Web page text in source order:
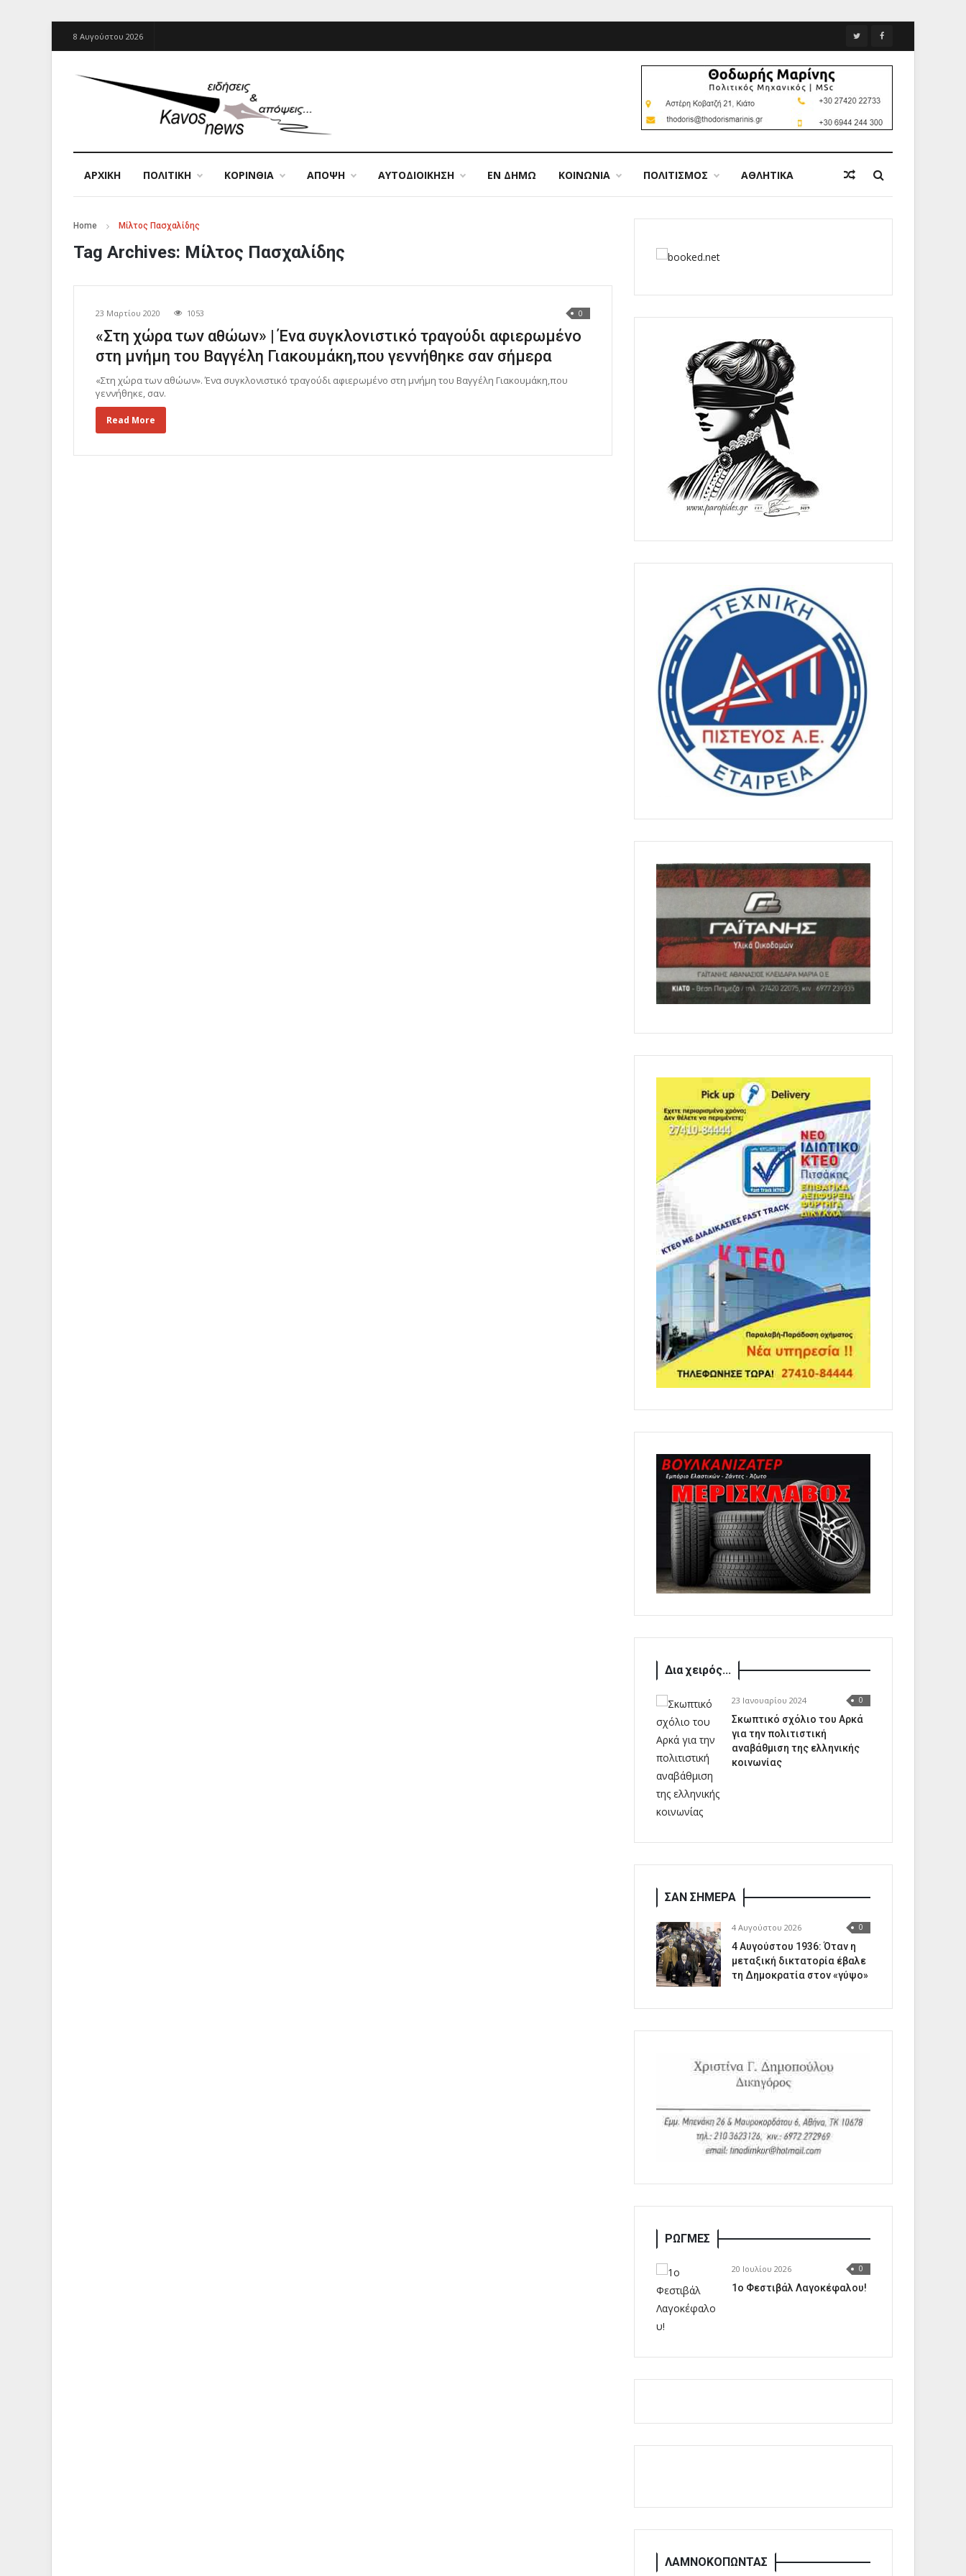
8 Αυγούστου 2026
ΑΡΧΙΚΉ ΠΟΛΙΤΙΚΗ ΚΟΡΙΝΘΙΑ ΑΠΟΨΗ ΑΥΤΟΔΙΟΙΚΗΣΗ ΕΝ ΔΗΜΩ ΚΟΙΝΩΝΙΑ ΠΟΛΙΤΙΣΜΟΣ ΑΘΛΗΤΙΚΑ
Home Μίλτος Πασχαλίδης
Tag Archives: Μίλτος Πασχαλίδης
23 Μαρτίου 2020 1053 0
«Στη χώρα των αθώων» | Ένα συγκλονιστικό τραγούδι αφιερωμένο
στη μνήμη του Βαγγέλη Γιακουμάκη,που γεννήθηκε σαν σήμερα
«Στη χώρα των αθώων». Ένα συγκλονιστικό τραγούδι αφιερωμένο στη μνήμη του Βαγγέλη Γιακουμάκη,που
γεννήθηκε, σαν.
Read More
Δια χειρός...
23 Ιανουαρίου 2024 0
Σκωπτικό σχόλιο του Αρκά
για την πολιτιστική
αναβάθμιση της ελληνικής
κοινωνίας
ΣΑΝ ΣΗΜΕΡΑ
4 Αυγούστου 2026 0
4 Αυγούστου 1936: Όταν η
μεταξική δικτατορία έβαλε
τη Δημοκρατία στον «γύψο»
ΡΩΓΜΕΣ
20 Ιουλίου 2026 0
1o Φεστιβάλ Λαγοκέφαλου!
ΛΑΜΝΟΚΟΠΩΝΤΑΣ